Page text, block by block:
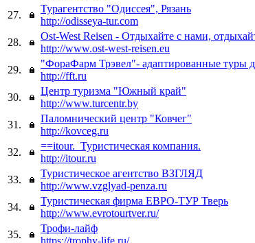
27.
Турагентство "Одиссея", Рязань
http://odisseya-tur.com
28.
Ost-West Reisen - Отдыхайте с нами,
http://www.ost-west-reisen.eu
29.
"ФораФарм Трэвел"- адаптированные туры
http://fft.ru
30.
Центр туризма "Южный край"
http://www.turcentr.by
31.
Паломнический центр "Ковчег"
http://kovceg.ru
32.
==itour. Туристическая компания.
http://itour.ru
33.
Туристическое агентство ВЗГЛЯД
http://www.vzglyad-penza.ru
34.
Туристическая фирма ЕВРО-ТУР Тверь
http://www.evrotourtver.ru/
35.
Трофи-лайф
https://trophy-life.ru/